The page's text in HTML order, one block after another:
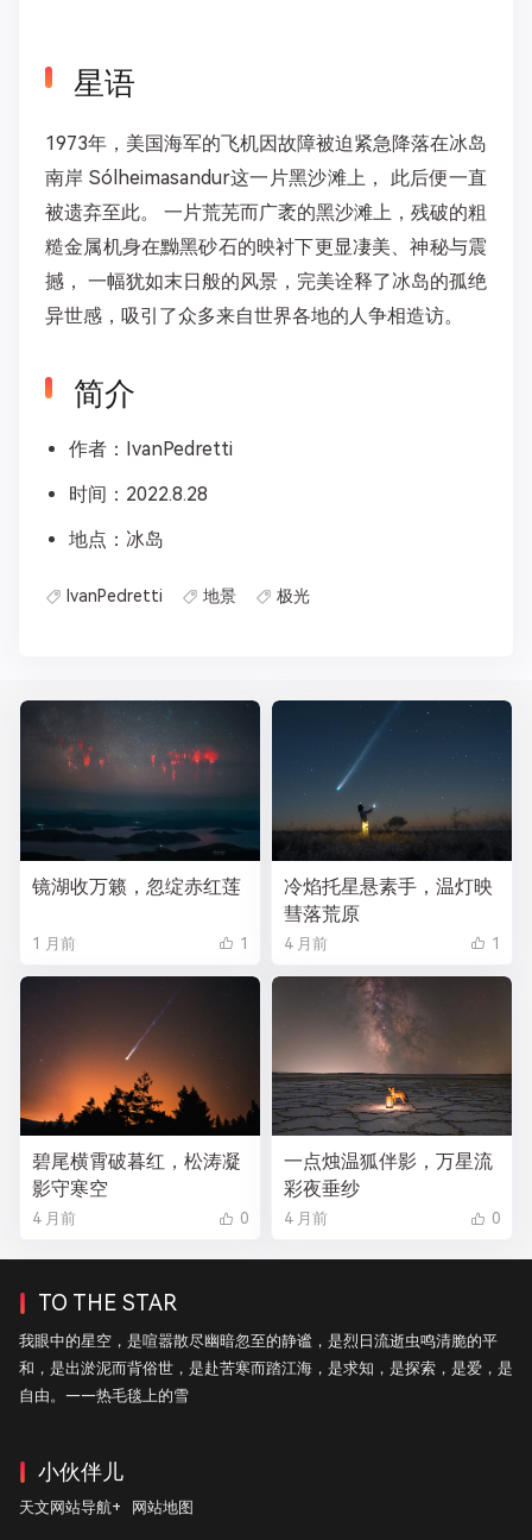
星语
1973年，美国海军的飞机因故障被迫紧急降落在冰岛
南岸 Sólheimasandur这一片黑沙滩上， 此后便一直
被遗弃至此。 一片荒芜而广袤的黑沙滩上，残破的粗
糙金属机身在黝黑砂石的映衬下更显凄美、神秘与震
撼， 一幅犹如末日般的风景，完美诠释了冰岛的孤绝
异世感，吸引了众多来自世界各地的人争相造访。
简介
作者：IvanPedretti
时间：2022.8.28
地点：冰岛
IvanPedretti 地景 极光
镜湖收万籁，忽绽赤红莲
1 月前 1
冷焰托星悬素手，温灯映
彗落荒原
4 月前 1
碧尾横霄破暮红，松涛凝
影守寒空
4 月前 0
一点烛温狐伴影，万星流
彩夜垂纱
4 月前 0
TO THE STAR
我眼中的星空，是喧嚣散尽幽暗忽至的静谧，是烈日流逝虫鸣清脆的平
和，是出淤泥而背俗世，是赴苦寒而踏江海，是求知，是探索，是爱，是
自由。——热毛毯上的雪
小伙伴儿
天文网站导航+ 网站地图